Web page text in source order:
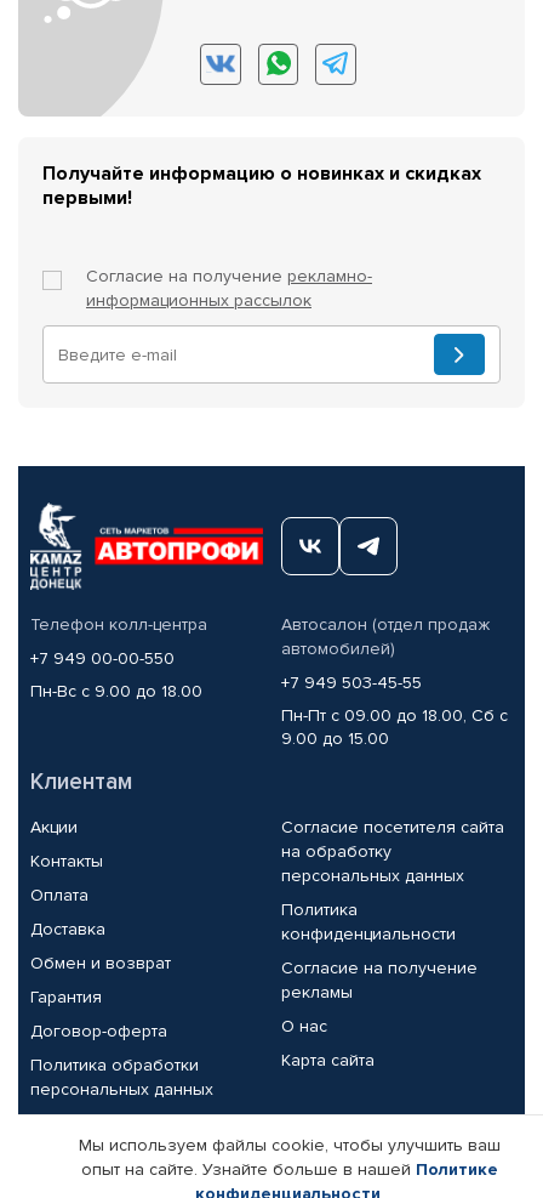
Получайте информацию о новинках и скидках
первыми!
Согласие на получение рекламно-
информационных рассылок
Телефон колл-центра
+7 949 00-00-550
Пн-Вс с 9.00 до 18.00
Автосалон (отдел продаж
автомобилей)
+7 949 503-45-55
Пн-Пт с 09.00 до 18.00, Сб с
9.00 до 15.00
Клиентам
Акции
Контакты
Оплата
Доставка
Обмен и возврат
Гарантия
Договор-оферта
Политика обработки
персональных данных
Согласие посетителя сайта
на обработку
персональных данных
Политика
конфиденциальности
Согласие на получение
рекламы
О нас
Карта сайта
Партнерам
Корпоративным клиентам Реквизиты компании
Мы используем файлы cookie, чтобы улучшить ваш
опыт на сайте. Узнайте больше в нашей Политике
конфиденциальности